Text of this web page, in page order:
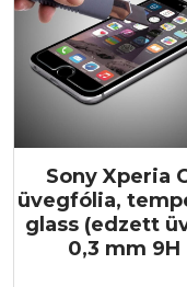
Sony Xperia
üvegfólia,
glass (edzett
0,3 mm 9H